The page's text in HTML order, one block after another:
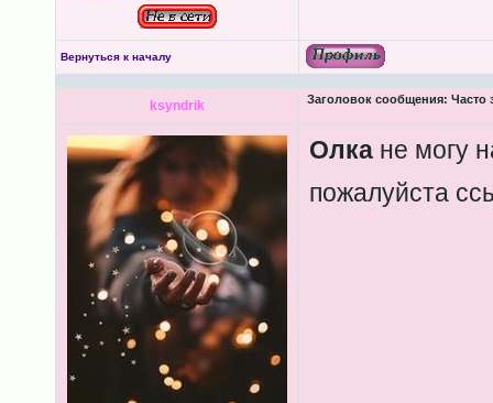
Вернуться к началу
ksyndrik Заголовок сообщения: Часто
Олкане могу
пожалуйста